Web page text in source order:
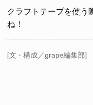
クラフトテープを使う
ね！
[文・構成／grape編集部]